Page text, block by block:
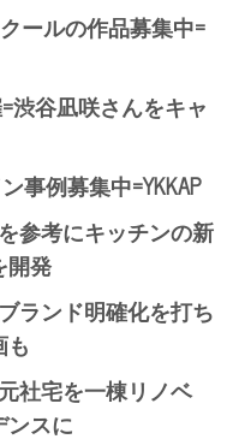
ールの作品募集中=
渋谷凪咲さんをキャ
事例募集中=YKKAP
参考にキッチンの新
開発
ランド明確化を打ち
社宅を一棟リノベ
ンスに